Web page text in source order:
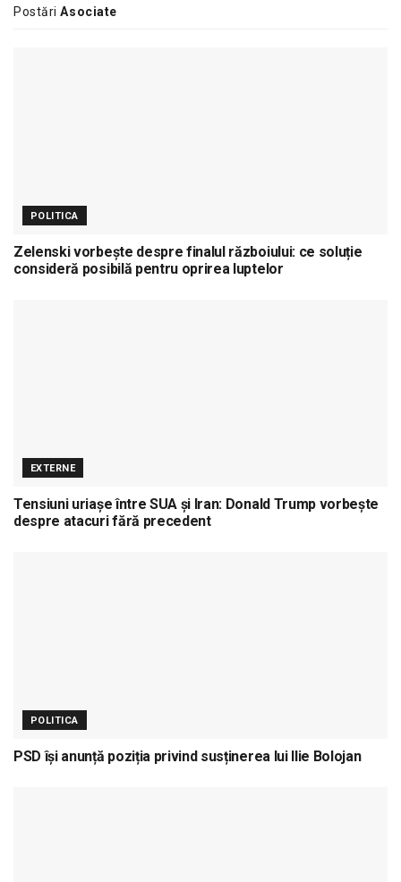
PostăriAsociate
POLITICA
Zelenski vorbește despre finalul războiului: ce soluție
consideră posibilă pentru oprirea luptelor
EXTERNE
Tensiuni uriașe între SUA și Iran: Donald Trump vorbește
despre atacuri fără precedent
POLITICA
PSD își anunță poziția privind susținerea lui Ilie Bolojan